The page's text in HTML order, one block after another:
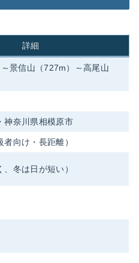
詳細
景信山（727m）～高尾山
神奈川県相模原市
け・長距離）
冬は日が短い）